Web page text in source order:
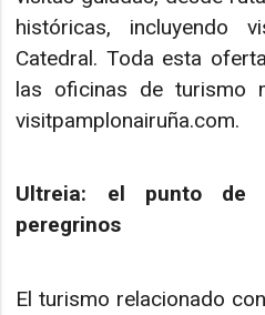
históricas, incluyendo
Catedral. Toda esta
las oficinas de turismo
visitpamplonairuña.com.
Ultreia: el punto de
peregrinos
El turismo relacionado